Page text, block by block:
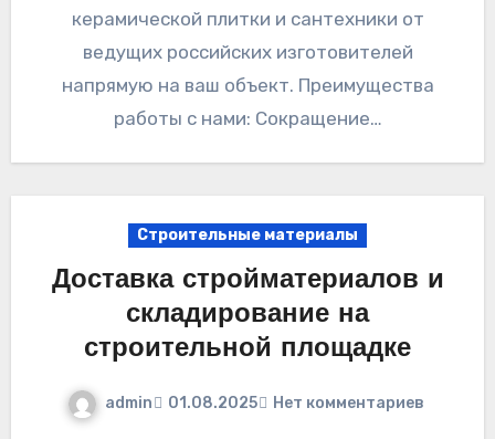
керамической плитки и сантехники от
ведущих российских изготовителей
напрямую на ваш объект. Преимущества
работы с нами: Сокращение…
Строительные материалы
Доставка стройматериалов и
складирование на
строительной площадке
admin 01.08.2025 Нет комментариев